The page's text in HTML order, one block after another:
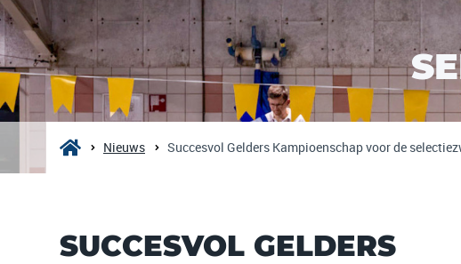
Nieuws Succesvol Gelders Kampioenschap voor de
SUCCESVOL GELDERS